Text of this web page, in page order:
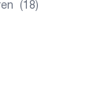
(18)